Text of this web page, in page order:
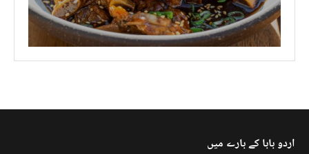
اردو بابا کے بارے میں